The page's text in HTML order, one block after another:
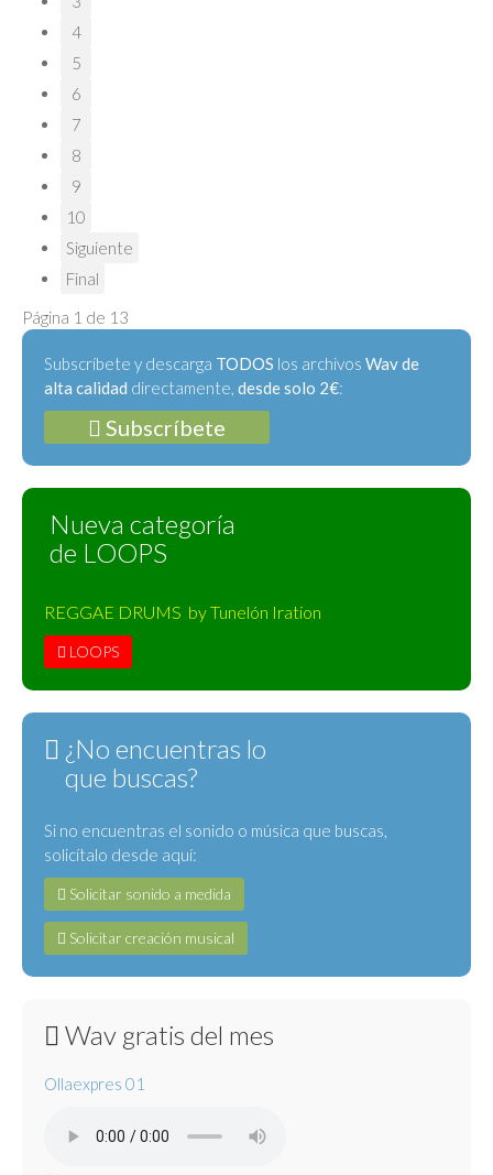
4
5
6
7
8
9
10
Siguiente
Final
Página 1 de 13
Subscríbete y descarga TODOS los archivos Wav de
alta calidad directamente, desde solo 2€:
Subscríbete
Nueva categoría
de LOOPS
REGGAE DRUMS by Tunelón Iration
LOOPS
¿No encuentras lo
que buscas?
Si no encuentras el sonido o música que buscas,
solicítalo desde aquí:
Solicitar sonido a medida
Solicitar creación musical
Wav gratis del mes
Ollaexpres 01